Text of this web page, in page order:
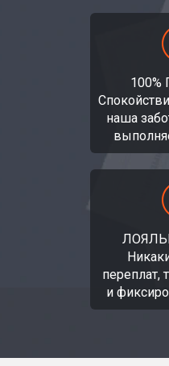
100%
наша
переплат,
и